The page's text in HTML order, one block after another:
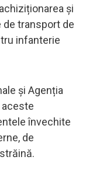
și
de transport de
infanterie
și Agenția
aceste
învechite
de